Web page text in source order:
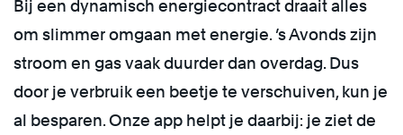
Bij een dynamisch energiecontract draait alles
om slimmer omgaan met energie. ’s Avonds zijn
stroom en gas vaak duurder dan overdag. Dus
door je verbruik een beetje te verschuiven, kun je
al besparen. Onze app helpt je daarbij: je ziet de